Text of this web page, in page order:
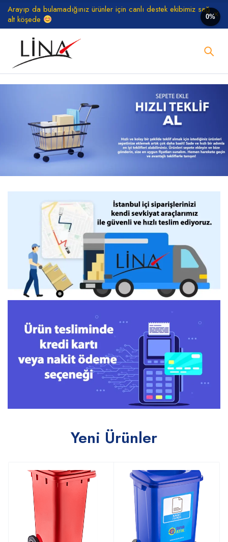
Arayıp da bulamadığınız ürünler için canlı destek ekibimiz sağ
alt köşede
Yeni Ürünler
0%